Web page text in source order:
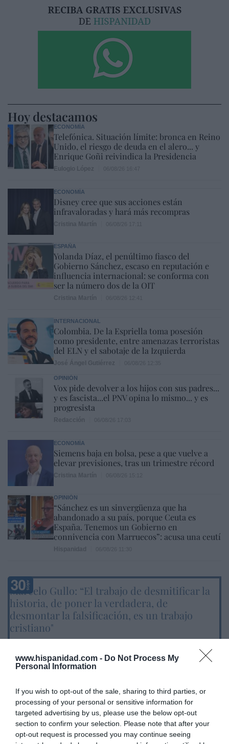
www.hispanidad.com - Do Not Process My
Personal Information
If you wish to opt-out of the sale, sharing to third parties, or
processing of your personal or sensitive information for
targeted advertising by us, please use the below opt-out
section to confirm your selection. Please note that after your
opt-out request is processed you may continue seeing
Hoy destacamos
ECONOMÍA
Telefónica. Situación límite: bronca en Reino
Unido, el riesgo de deuda en el alero... y
Enrique Goñi reivindica la Presidencia
ECONOMÍA
Disney cree que sus acciones están
infravaloradas y hará más recompras
ESPAÑA
Yolanda Díaz, el penúltimo fiasco del
Gobierno Sánchez, escaso en reputación e
influencia internacional: se conforma con
ser la número dos de la OIT
INTERNACIONAL
Colombia. De la Espriella toma posesión
como presidente, entre amenazas terroristas
del ELN y el sabotaje de la Izquierda
OPINIÓN
Vox pide devolver a los hijos con sus padres...
y es fascista...el PNV opina lo mismo... y es
progresista
ECONOMÍA
Siemens baja en bolsa, pese a que vuelve a
elevar previsiones, tras un trimestre récord
OPINIÓN
“Sánchez es un sinvergüenza que ha
abandonado a su país, porque Ceuta es
España. Tenemos un Gobierno en
connivencia con Marruecos”: acusa una ceutí
Marcelo Gullo: “El trabajo de desmitificar la
historia, de poner la verdadera, de
desmontar la falsificación, es un trabajo
cristiano"
Artículos anteriores
Diario de la corrupción sanchista. La
Audiencia Nacional prorroga seis meses la
investigación del caso Koldo, ante el